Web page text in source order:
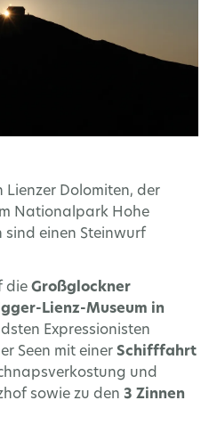
Dolomiten, der
Nationalpark Hohe
sind einen Steinwurf
die Großglockner
Lienz-Museum in
Expressionisten
Seen mit einer Schifffahrt
und
sowie zu den 3 Zinnen